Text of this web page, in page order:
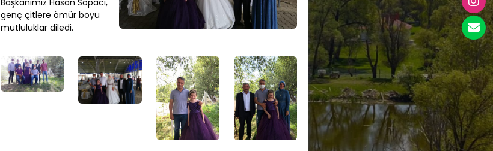
Başkanımız Hasan Sopacı,
genç çitlere ömür boyu
mutluluklar diledi.